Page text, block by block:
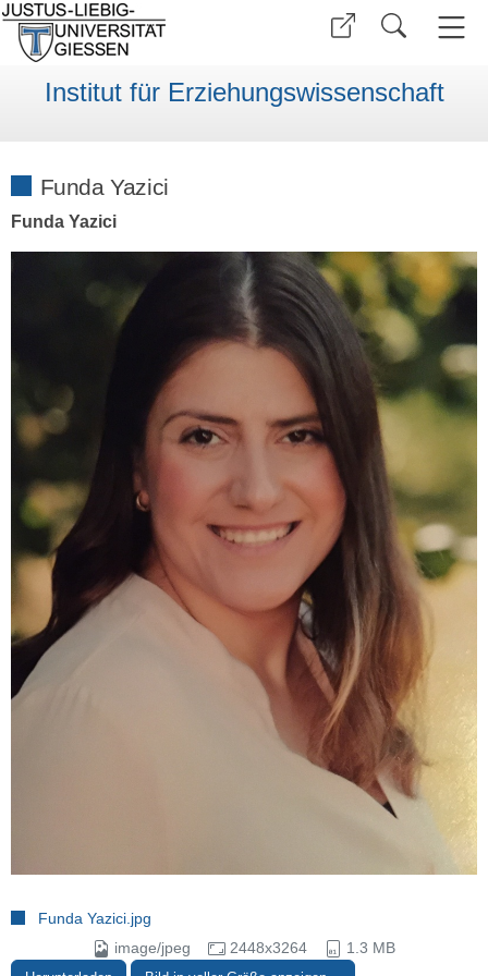
Institut für Erziehungswissenschaft
Funda Yazici
Funda Yazici
Funda Yazici.jpg
image/jpeg
2448x3264 1.3 MB